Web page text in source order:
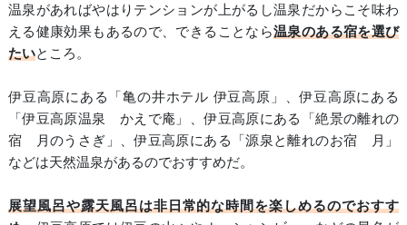
温泉があればやはりテンションが上がるし温泉だからこそ味わ
える健康効果もあるので、できることなら温泉のある宿を選び
たいところ。
伊豆高原にある「亀の井ホテル 伊豆高原」、伊豆高原にある
「伊豆高原温泉 かえで庵」、伊豆高原にある「絶景の離れの
宿 月のうさぎ」、伊豆高原にある「源泉と離れのお宿 月」
などは天然温泉があるのでおすすめだ。
展望風呂や露天風呂は非日常的な時間を楽しめるのでおすす